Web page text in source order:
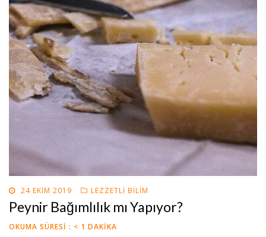
POSTED
ON
24 EKIM 2019 LEZZETLI BILIM
Peynir Bağımlılık mı Yapıyor?
OKUMA SÜRESI : < 1 DAKIKA